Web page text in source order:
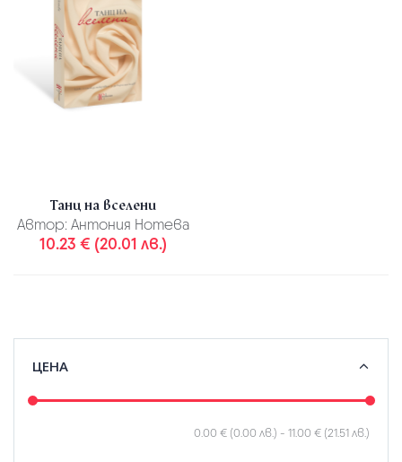
Танц на вселени
Автор: Антония Нотева
10.23 € (20.01 лв.)
ЦЕНА
0.00 € (0.00 лв.) - 11.00 € (21.51 лв.)